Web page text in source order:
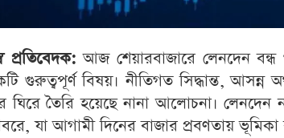
প্রতিবেদক: আজ শেয়ারবাজারে লেনদেন
গুরুত্বপূর্ণ বিষয়। নীতিগত সিদ্ধান্ত, আসন্ন
ঘিরে তৈরি হয়েছে নানা আলোচনা।
যা আগামী দিনের বাজার প্রবণতায় ভূমিকা